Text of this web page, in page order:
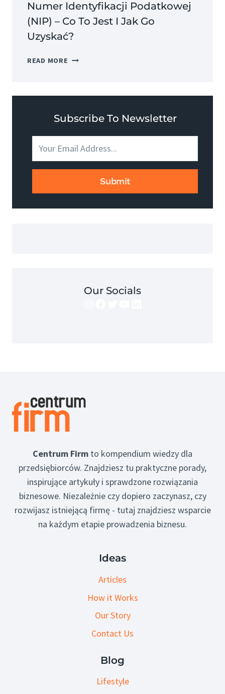
Numer Identyfikacji Podatkowej
(NIP) – Co To Jest I Jak Go
Uzyskać?
READ MORE NUMER
CO
JEST
I
JAK
UZYSKAĆ?
Subscribe To Newsletter
Submit
Our Socials
Centrum Firm to kompendium wiedzy dla
przedsiębiorców. Znajdziesz tu praktyczne porady,
inspirujące artykuły i sprawdzone rozwiązania
biznesowe. Niezależnie czy dopiero zaczynasz, czy
rozwijasz istniejącą firmę - tutaj znajdziesz wsparcie
na każdym etapie prowadzenia biznesu.
Ideas
Articles
How it Works
Our Story
Contact Us
Blog
Lifestyle